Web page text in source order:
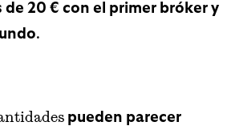
de 20 € con el primer bróker y
.
pueden parecer